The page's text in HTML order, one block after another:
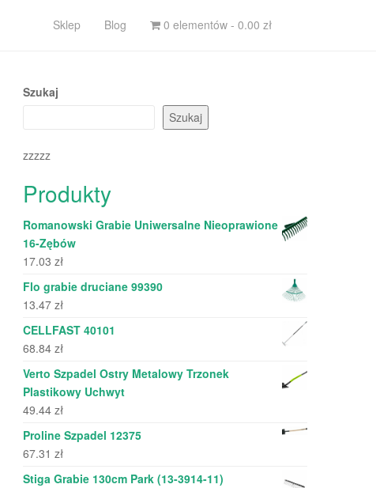
Sklep Blog 0 elementów - 0.00 zł
Szukaj
Szukaj
zzzzz
Produkty
Romanowski Grabie Uniwersalne Nieoprawione
16-Zębów
17.03 zł
Flo grabie druciane 99390
13.47 zł
CELLFAST 40101
68.84 zł
Verto Szpadel Ostry Metalowy Trzonek
Plastikowy Uchwyt
49.44 zł
Proline Szpadel 12375
67.31 zł
Stiga Grabie 130cm Park (13-3914-11)